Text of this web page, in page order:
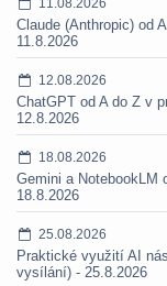
Claude (Anthropic) od
11.8.2026
12.08.2026
ChatGPT od A do Z v
12.8.2026
18.08.2026
Gemini a NotebookLM
18.8.2026
25.08.2026
Praktické využití AI
vysílání) - 25.8.2026